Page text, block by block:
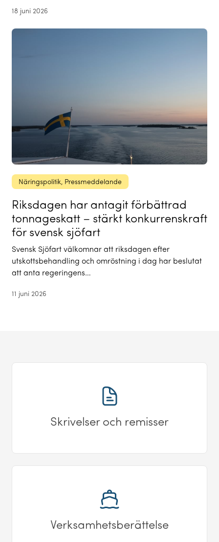
18 juni 2026
Näringspolitik, Pressmeddelande
Riksdagen har antagit förbättrad
tonnageskatt – stärkt konkurrenskraft
för svensk sjöfart
Svensk Sjöfart välkomnar att riksdagen efter
utskottsbehandling och omröstning i dag har beslutat
att anta regeringens…
11 juni 2026
Skrivelser och remisser
Verksamhetsberättelse